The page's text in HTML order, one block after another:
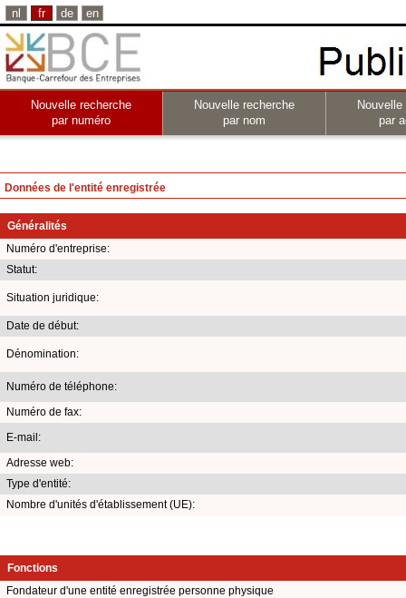
nl fr de en
Nouvelle recherche
par numéro
Nouvelle recherche
par nom
par
Données de l'entité enregistrée
Généralités
Numéro d'entreprise:
Statut:
Situation juridique:
Date de début:
Dénomination:
Numéro de téléphone:
Numéro de fax:
E-mail:
Adresse web:
Type d'entité:
Nombre d'unités d'établissement (UE):
Fonctions
Fondateur d'une entité enregistrée personne physique